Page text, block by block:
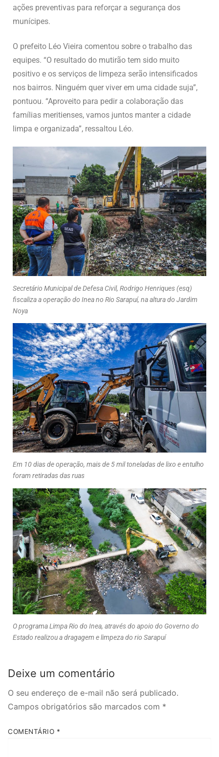
ações preventivas para reforçar a segurança dos
munícipes.
O prefeito Léo Vieira comentou sobre o trabalho das
equipes. “O resultado do mutirão tem sido muito
positivo e os serviços de limpeza serão intensificados
nos bairros. Ninguém quer viver em uma cidade suja”,
pontuou. “Aproveito para pedir a colaboração das
famílias meritienses, vamos juntos manter a cidade
limpa e organizada”, ressaltou Léo.
Secretário Municipal de Defesa Civil, Rodrigo Henriques (esq)
fiscaliza a operação do Inea no Rio Sarapuí, na altura do Jardim
Noya
Em 10 dias de operação, mais de 5 mil toneladas de lixo e entulho
foram retiradas das ruas
O programa Limpa Rio do Inea, através do apoio do Governo do
Estado realizou a dragagem e limpeza do rio Sarapuí
Deixe um comentário
O seu endereço de e-mail não será publicado.
Campos obrigatórios são marcados com *
COMENTÁRIO *